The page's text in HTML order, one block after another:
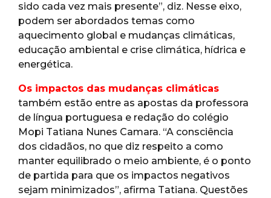
sido cada vez mais presente”, diz. Nesse eixo,
podem ser abordados temas como
aquecimento global e mudanças climáticas,
educação ambiental e crise climática, hídrica e
energética.
Os impactos das mudanças climáticas
também estão entre as apostas da professora
de língua portuguesa e redação do colégio
Mopi Tatiana Nunes Camara. “A consciência
dos cidadãos, no que diz respeito a como
manter equilibrado o meio ambiente, é o ponto
de partida para que os impactos negativos
sejam minimizados”, afirma Tatiana. Questões